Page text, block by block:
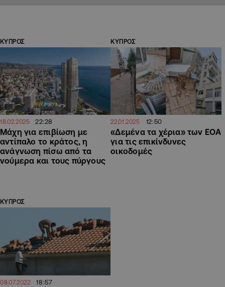
ΚΥΠΡΟΣ
18.02.2025 22:28
Μάχη για επιβίωση με
αντίπαλο το κράτος, η
ανάγνωση πίσω από τα
νούμερα και τους πύργους
ΚΥΠΡΟΣ
22.01.2025 12:50
«Δεμένα τα χέρια» των ΕΟΑ
για τις επικίνδυνες
οικοδομές
ΚΥΠΡΟΣ
08.07.2022 18:57